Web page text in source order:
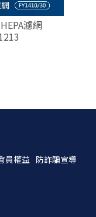
濾網
員權益 防詐騙宣導